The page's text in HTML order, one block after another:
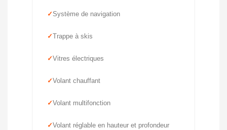
Système de navigation
Trappe à skis
Vitres électriques
Volant chauffant
Volant multifonction
Volant réglable en hauteur et profondeur